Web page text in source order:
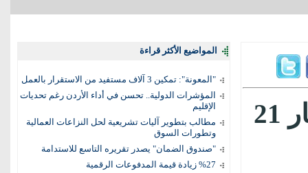
المواضيع الأكثر قراءة
"المعونة": تمكين 3 آلاف مستفيد من الاستقرار بالعمل
المؤشرات الدولية.. تحسن في أداء الأردن رغم تحديات
الإقليم
مطالب بتطوير آليات تشريعية لحل النزاعات العمالية
وتطورات السوق
"صندوق الضمان" يصدر تقريره التاسع للاستدامة
%27 زيادة قيمة المدفوعات الرقمية
انخفاض أسعار الذهب محليا وعيار 21